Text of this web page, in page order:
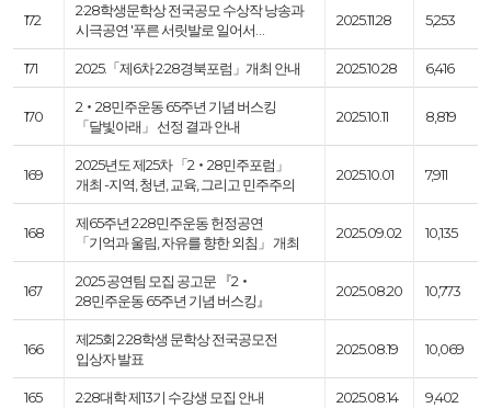
172
2·28학생문학상 전국공모 수상작 낭송과
시극공연 '푸른 서릿발로 일어서…
2025.11.28 5,253
171 2025.「제6차 2·28경북포럼」개최 안내 2025.10.28 6,416
170
2‧28민주운동 65주년 기념 버스킹
「달빛아래」 선정 결과 안내
2025.10.11 8,819
169
2025년도 제25차 「2‧28민주포럼」
개최 -지역, 청년, 교육, 그리고 민주주의
2025.10.01 7,911
168
제65주년 2·28민주운동 헌정공연
「기억과 울림, 자유를 향한 외침」 개최
2025.09.02 10,135
167
2025 공연팀 모집 공고문 『2‧
28민주운동 65주년 기념 버스킹』
2025.08.20 10,773
166
제25회 2·28학생 문학상 전국공모전
입상자 발표
2025.08.19 10,069
165 2·28대학 제13기 수강생 모집 안내 2025.08.14 9,402